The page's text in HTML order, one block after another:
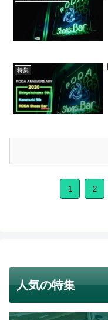
特集
1 2
人気の特集